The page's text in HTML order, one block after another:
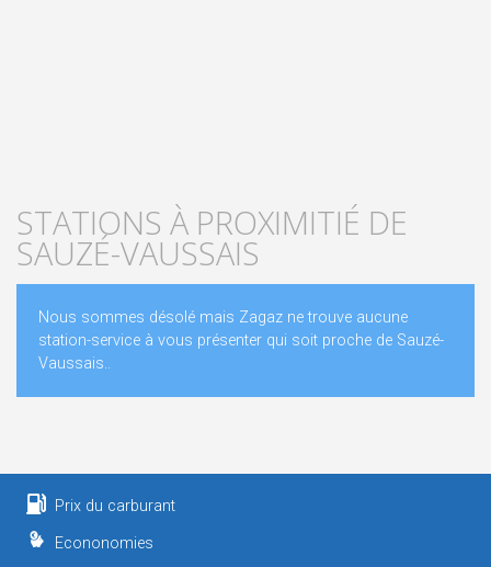
STATIONS À PROXIMITIÉ DE
SAUZÉ-VAUSSAIS
Nous sommes désolé mais Zagaz ne trouve aucune
station-service à vous présenter qui soit proche de Sauzé-
Vaussais..
Prix du carburant
Econonomies